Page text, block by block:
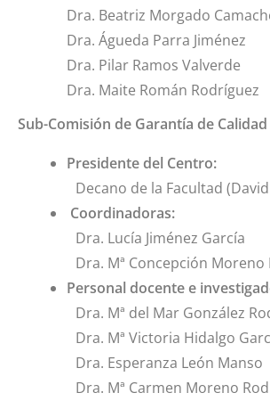
Dra. Beatriz Morgado
Dra. Águeda Parra Jiménez
Dra. Pilar Ramos Valverde
Dra. Maite Román Rodríguez
Sub-Comisión de Garantía de
Presidente del Centro:
Decano de la Facultad
Coordinadoras:
Dra. Lucía Jiménez García
Dra. Mª Concepción
Personal docente e
Dra. Mª del Mar González
Dra. Mª Victoria Hidalgo
Dra. Esperanza León Manso
Dra. Mª Carmen Moreno